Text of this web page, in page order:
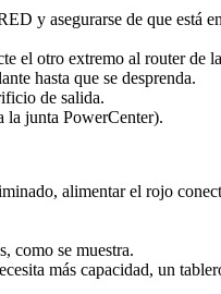
y asegurarse de que está
el otro extremo al router de
hasta que se desprenda.
de salida.
la junta PowerCenter).
alimentar el rojo
como se muestra.
más capacidad, un